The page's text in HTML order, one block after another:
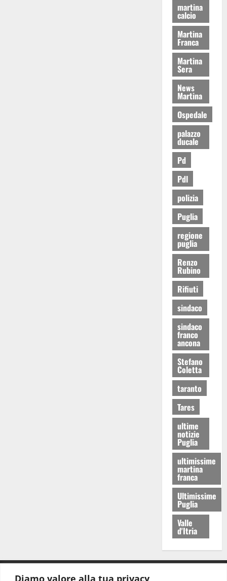
Diamo valore alla tua privacy
martina
calcio
Martina
Franca
Martina
Sera
News
Martina
Ospedale
palazzo
ducale
Pd
Pdl
polizia
Puglia
regione
puglia
Renzo
Rubino
Rifiuti
sindaco
sindaco
franco
ancona
Stefano
Coletta
taranto
Tares
ultime
notizie
Puglia
ultimissime
martina
franca
Ultimissime
Puglia
Valle
d'Itria